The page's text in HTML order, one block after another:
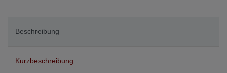
Beschreibung
Kurzbeschreibung